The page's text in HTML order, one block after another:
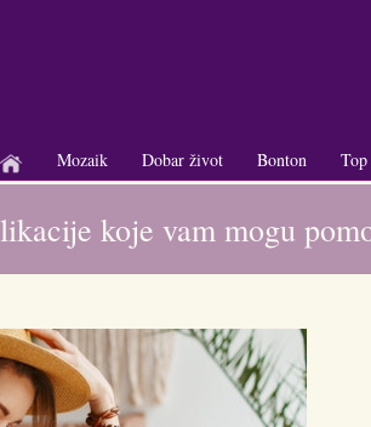
+
Mozaik
+
Dobar život
+
Bonton
koje vam mogu